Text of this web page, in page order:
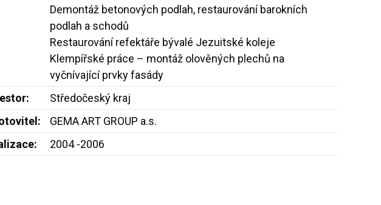
Demontáž betonových podlah, restaurování barokních
podlah a schodů
Restaurování refektáře bývalé Jezuitské koleje
Klempířské práce – montáž olověných plechů na
vyčnívající prvky fasády
Středočeský kraj
GEMA ART GROUP a.s.
2004 -2006